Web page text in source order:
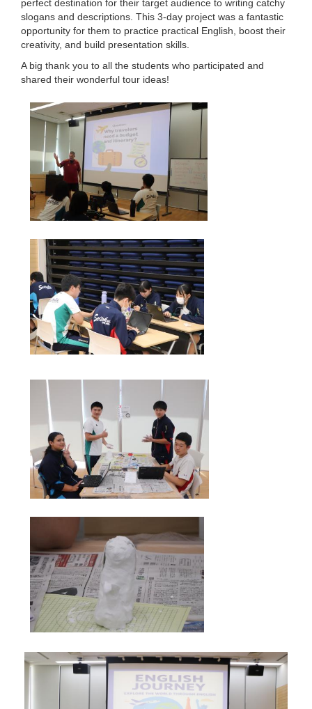
perfect destination for their target audience to writing catchy
slogans and descriptions. This 3-day project was a fantastic
opportunity for them to practice practical English, boost their
creativity, and build presentation skills.
A big thank you to all the students who participated and
shared their wonderful tour ideas!